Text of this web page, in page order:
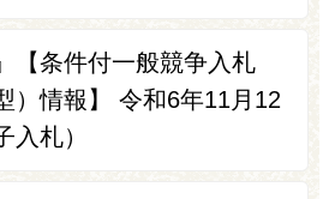
【条件付一般競争入札
）情報】 令和6年11月12
入札）